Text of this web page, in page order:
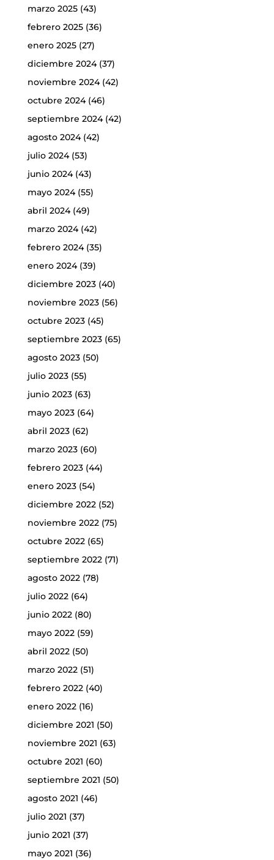
marzo 2025(43)
febrero 2025(36)
enero 2025(27)
diciembre 2024(37)
noviembre 2024(42)
octubre 2024(46)
septiembre 2024(42)
agosto 2024(42)
julio 2024(53)
junio 2024(43)
mayo 2024(55)
abril 2024(49)
marzo 2024(42)
febrero 2024(35)
enero 2024(39)
diciembre 2023(40)
noviembre 2023(56)
octubre 2023(45)
septiembre 2023(65)
agosto 2023(50)
julio 2023(55)
junio 2023(63)
mayo 2023(64)
abril 2023(62)
marzo 2023(60)
febrero 2023(44)
enero 2023(54)
diciembre 2022(52)
noviembre 2022(75)
octubre 2022(65)
septiembre 2022(71)
agosto 2022(78)
julio 2022(64)
junio 2022(80)
mayo 2022(59)
abril 2022(50)
marzo 2022(51)
febrero 2022(40)
enero 2022(16)
diciembre 2021 (50)
noviembre 2021 (63)
octubre 2021 (60)
septiembre 2021 (50)
agosto 2021 (46)
julio 2021 (37)
junio 2021 (37)
mayo 2021 (36)